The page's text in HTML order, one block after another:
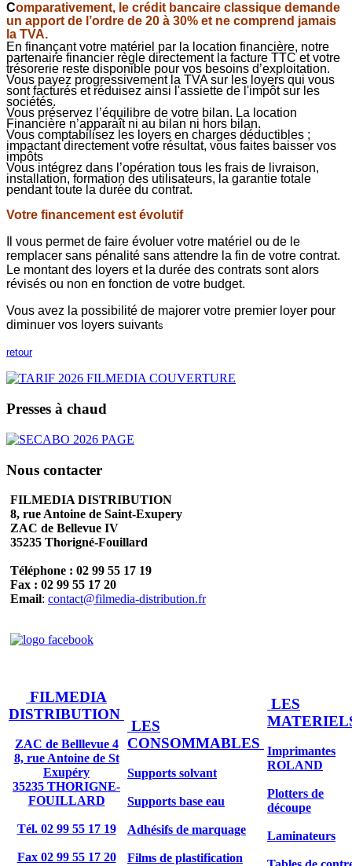
Comparativement, le crédit bancaire classique demande
un apport de l’ordre de 20 à 30% et ne comprend jamais
la TVA.
En finançant votre matériel par la location financière, notre
partenaire financier règle directement la facture TTC et votre
trésorerie reste disponible pour vos besoins d’exploitation.
Vous payez progressivement la TVA sur les loyers qui vous
sont facturés et réduisez ainsi l'assiette de l'impôt sur les
sociétés.
Vous préservez l’équilibre de votre bilan. La location
Financière n’apparaît ni au bilan ni hors bilan.
Vous comptabilisez les loyers en charges déductibles ;
impactant directement votre résultat, vous faites baisser vos
impôts
Vous intégrez dans l’opération tous les frais de livraison,
installation, formation des utilisateurs, la garantie totale
pendant toute la durée du contrat.
Votre financement est évolutif
Il vous permet de faire évoluer votre matériel ou de le
remplacer sans pénalité sans attendre la fin de votre contrat.
Le montant des loyers et la durée des contrats sont alors
révisés ou non en fonction de votre budget.
Vous avez la possibilité de majorer votre premier loyer pour
diminuer vos loyers suivants
retour
Presses à chaud
Nous contacter
FILMEDIA DISTRIBUTION
8, rue Antoine de Saint-Exupery
ZAC de Bellevue IV
35235 Thorigné-Fouillard
Téléphone : 02 99 55 17 19
Fax : 02 99 55 17 20
Email: contact@filmedia-distribution.fr
FILMEDIA
DISTRIBUTION
ZAC de Belllevue 4
8, rue Antoine de St
Exupéry
35235 THORIGNE-
FOUILLARD
Tél. 02 99 55 17 19
Fax 02 99 55 17 20
LES
CONSOMMABLES
Supports solvant
Supports base eau
Adhésifs de marquage
Films de plastification
LES
Imprimantes
ROLAND
Plotters de
découpe
Laminateurs